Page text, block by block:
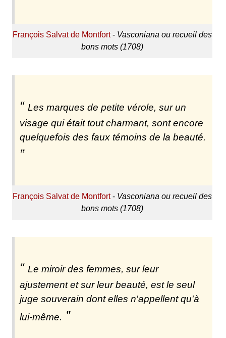
François Salvat de Montfort- Vasconiana ou recueil des
bons mots (1708)
Les marques de petite vérole, sur un
visage qui était tout charmant, sont encore
quelquefois des faux témoins de la beauté.
François Salvat de Montfort- Vasconiana ou recueil des
bons mots (1708)
Le miroir des femmes, sur leur
ajustement et sur leur beauté, est le seul
juge souverain dont elles n'appellent qu'à
lui-même.